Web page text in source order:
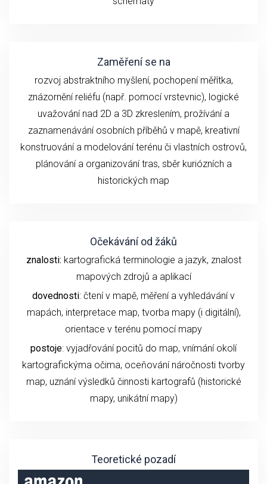
Zaměření se na
rozvoj abstraktního myšlení, pochopení měřítka,
znázornění reliéfu (např. pomocí vrstevnic), logické
uvažování nad 2D a 3D zkreslením, prožívání a
zaznamenávání osobních příběhů v mapě, kreativní
konstruování a modelování terénu či vlastních ostrovů,
plánování a organizování tras, sběr kuriózních a
historických map
Očekávání od žáků
znalosti: kartografická terminologie a jazyk, znalost
mapových zdrojů a aplikací
dovednosti: čtení v mapě, měření a vyhledávání v
mapách, interpretace map, tvorba mapy (i digitální),
orientace v terénu pomocí mapy
postoje: vyjadřování pocitů do map, vnímání okolí
kartografickýma očima, oceňování náročnosti tvorby
map, uznání výsledků činnosti kartografů (historické
mapy, unikátní mapy)
Teoretické pozadí